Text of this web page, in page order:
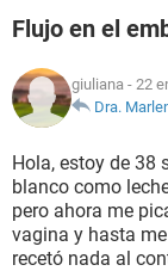
FAMILIA
NUTRICIÓN
BIENESTAR
SEXUALIDAD
Flujo en el
giuliana - 22
Dra.
Hola, estoy de 38
blanco como
pero ahora me
vagina y hasta
recetó nada al